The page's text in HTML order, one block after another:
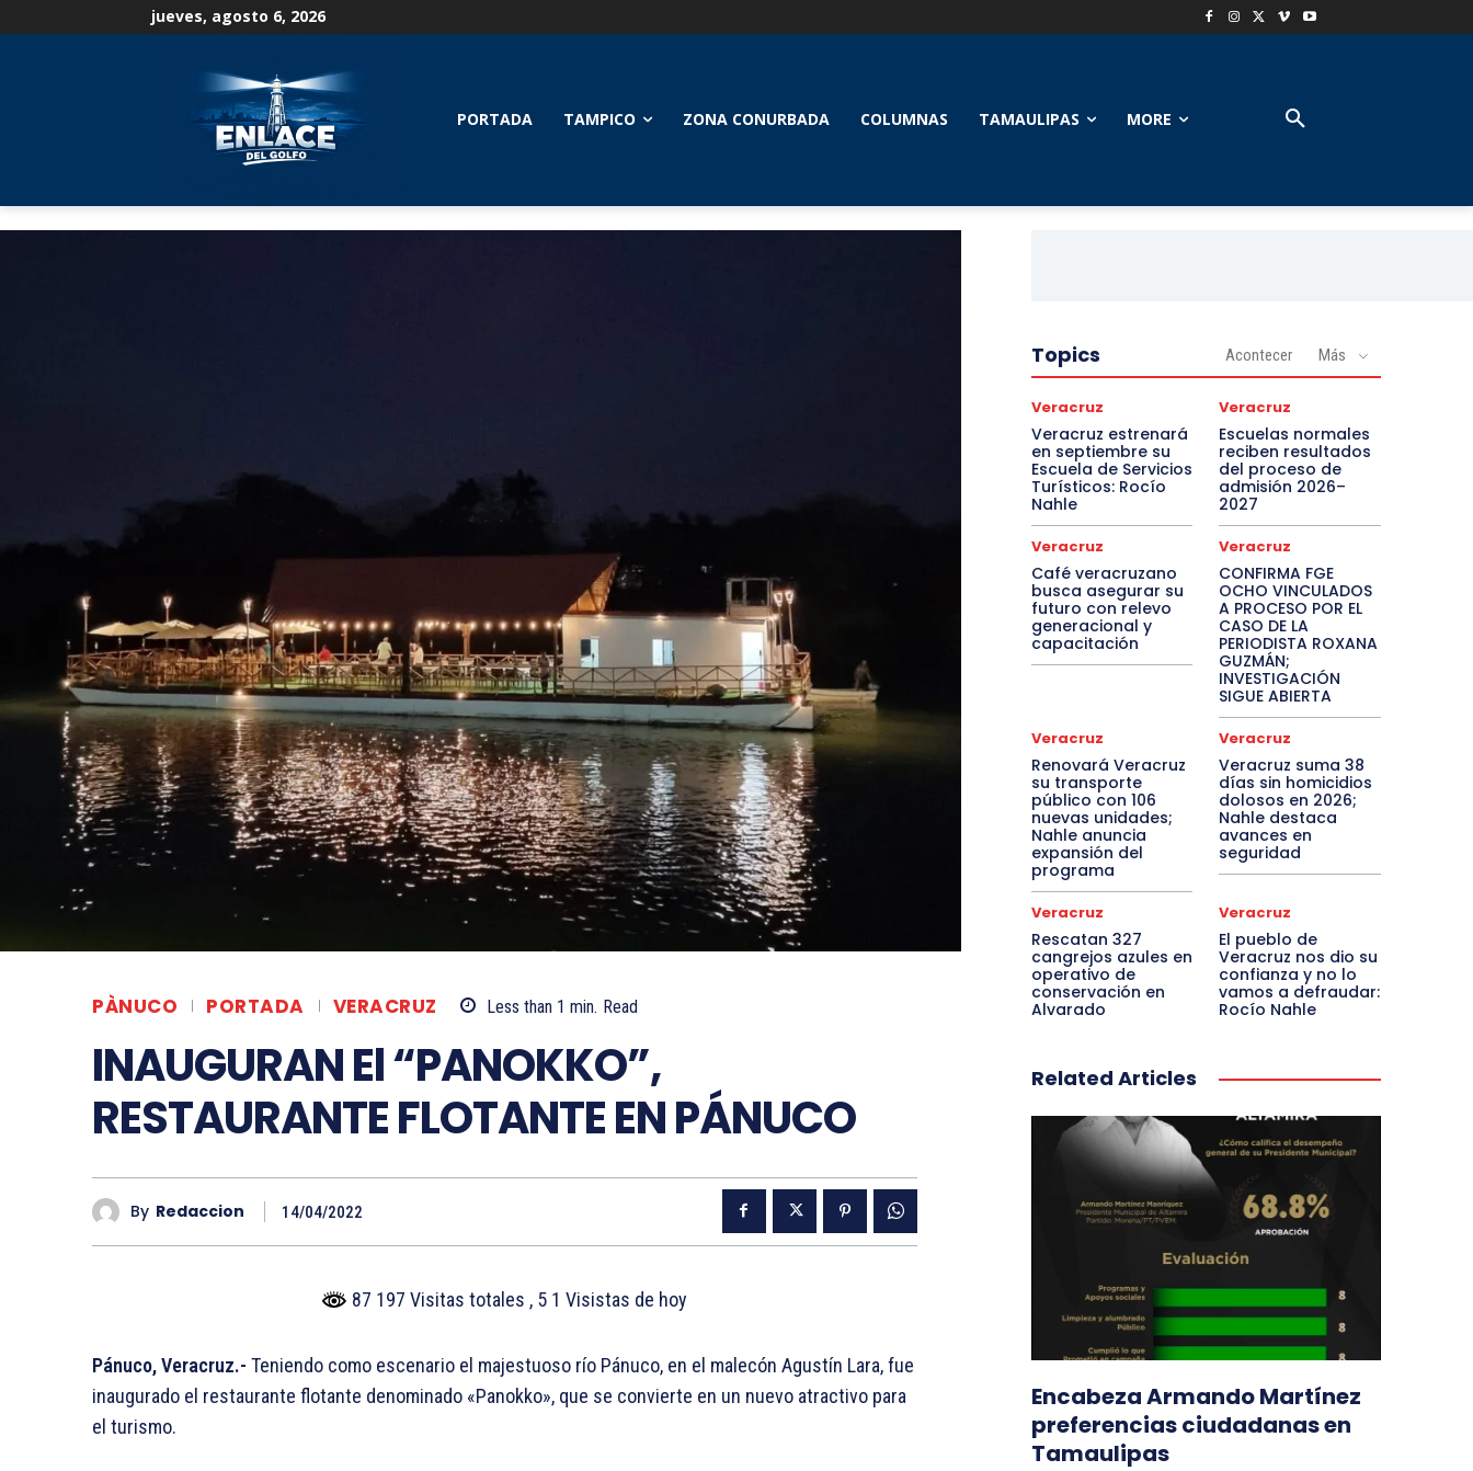
jueves, agosto 6, 2026
PORTADA TAMPICO ZONA CONURBADA COLUMNAS TAMAULIPAS MORE
PÀNUCO PORTADA VERACRUZ Less than 1 min. Read
INAUGURAN El “PANOKKO”,
RESTAURANTE FLOTANTE EN PÁNUCO
By Redaccion 14/04/2022
87 197 Visitas totales , 5 1 Visistas de hoy
Pánuco, Veracruz.- Teniendo como escenario el majestuoso río Pánuco, en el malecón Agustín Lara, fue
inaugurado el restaurante flotante denominado «Panokko», que se convierte en un nuevo atractivo para
el turismo.
Topics Acontecer Más
Veracruz
Veracruz estrenará
en septiembre su
Escuela de Servicios
Turísticos: Rocío
Nahle
Veracruz
Escuelas normales
reciben resultados
del proceso de
admisión 2026–
2027
Veracruz
Café veracruzano
busca asegurar su
futuro con relevo
generacional y
capacitación
Veracruz
CONFIRMA FGE
OCHO VINCULADOS
A PROCESO POR EL
CASO DE LA
PERIODISTA ROXANA
GUZMÁN;
INVESTIGACIÓN
SIGUE ABIERTA
Veracruz
Renovará Veracruz
su transporte
público con 106
nuevas unidades;
Nahle anuncia
expansión del
programa
Veracruz
Veracruz suma 38
días sin homicidios
dolosos en 2026;
Nahle destaca
avances en
seguridad
Veracruz
Rescatan 327
cangrejos azules en
operativo de
conservación en
Alvarado
Veracruz
El pueblo de
Veracruz nos dio su
confianza y no lo
vamos a defraudar:
Rocío Nahle
Related Articles
Encabeza Armando Martínez
preferencias ciudadanas en
Tamaulipas